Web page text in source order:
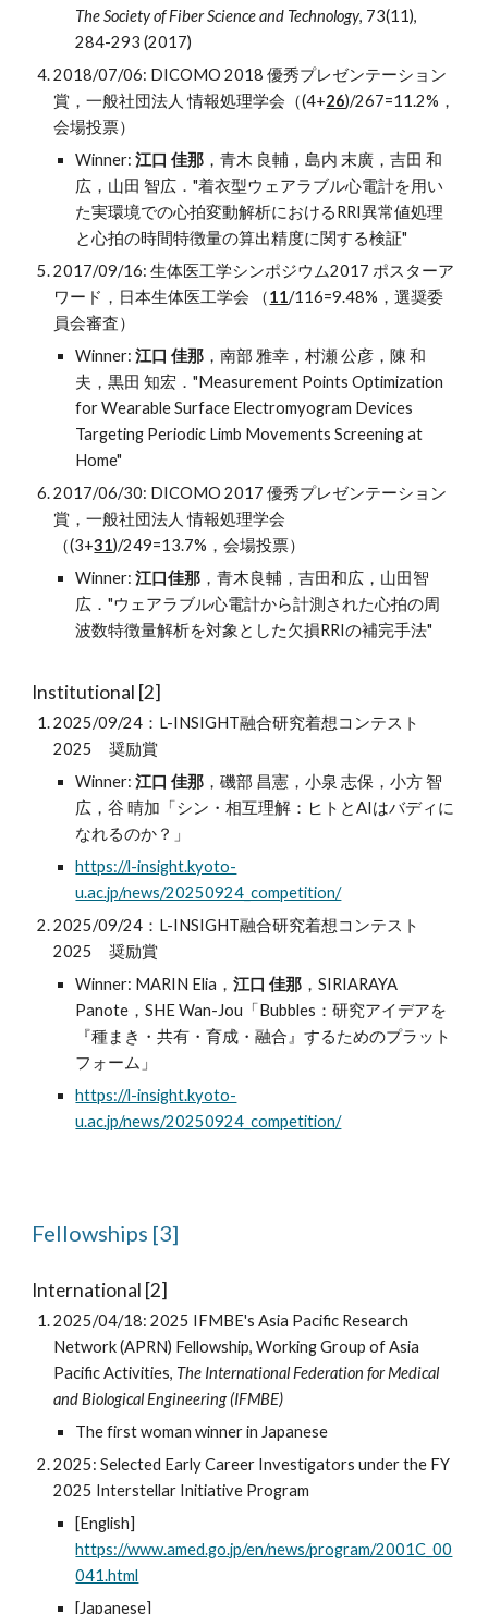
The Society of Fiber Science and Technology, 73(11),
284-293 (2017)
2018/07/06: DICOMO 2018 優秀プレゼンテーション
賞，一般社団法人 情報処理学会（(4+26)/267=11.2%，
会場投票）
Winner:江口 佳那 ，青木 良輔，島内 末廣，吉田 和
広，山田 智広．"着衣型ウェアラブル心電計を用い
た実環境での心拍変動解析におけるRRI異常値処理
と心拍の時間特徴量の算出精度に関する検証"
2017/09/16: 生体医工学シンポジウム2017 ポスターア
ワード，日本生体医工学会 （11/116=9.48%，選奨委
員会審査）
Winner:江口 佳那 ，南部 雅幸，村瀬 公彦，陳 和
夫，黒田 知宏．"Measurement Points Optimization
for Wearable Surface Electromyogram Devices
Targeting Periodic Limb Movements Screening at
Home"
2017/06/30: DICOMO 2017 優秀プレゼンテーション
賞，一般社団法人 情報処理学会
（(3+31)/249=13.7%，会場投票）
Winner:江口佳那 ，青木良輔 ，吉田和広 ， 山田智
広．"ウェアラブル心電計から計測された心拍の周
波数特徴量解析を対象とした欠損RRIの補完手法"
Institutional [2]
2025/09/24：L-INSIGHT融合研究着想コンテスト
2025 奨励賞
Winner:江口 佳那 ，磯部 昌憲，小泉 志保，小方 智
広，谷 晴加「シン・相互理解：ヒトとAIはバディに
なれるのか？ 」
https://l-insight.kyoto-
u.ac.jp/news/20250924_competition/
2025/09/24：L-INSIGHT融合研究着想コンテスト
2025 奨励賞
Winner: MARIN Elia ，江口 佳那 ，SIRIARAYA
Panote，SHE Wan-Jou 「Bubbles：研究アイデアを
『種まき・共有・育成・融合』するためのプラット
フォーム 」
https://l-insight.kyoto-
u.ac.jp/news/20250924_competition/
Fellowships [3]
International [2]
2025/04/18: 2025 IFMBE's Asia Pacific Research
Network (APRN) Fellowship, Working Group of Asia
Pacific Activities, The International Federation for Medical
and Biological Engineering (IFMBE)
The first woman winner in Japanese
2025: Selected Early Career Investigators under the FY
2025 Interstellar Initiative Program
[English]
https://www.amed.go.jp/en/news/program/2001C_00
041.html
[Japanese]